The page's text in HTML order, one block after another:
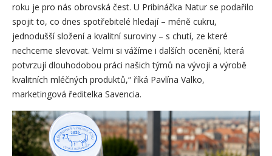
roku je pro nás obrovská čest. U Pribináčka Natur se podařilo
spojit to, co dnes spotřebitelé hledají – méně cukru,
jednodušší složení a kvalitní suroviny – s chutí, ze které
nechceme slevovat. Velmi si vážíme i dalších ocenění, která
potvrzují dlouhodobou práci našich týmů na vývoji a výrobě
kvalitních mléčných produktů,“ říká Pavlína Valko,
marketingová ředitelka Savencia.